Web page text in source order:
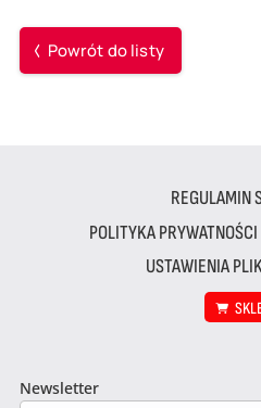
Powrót do listy
REGULAMIN
POLITYKA
USTAWIENIA
Newsletter